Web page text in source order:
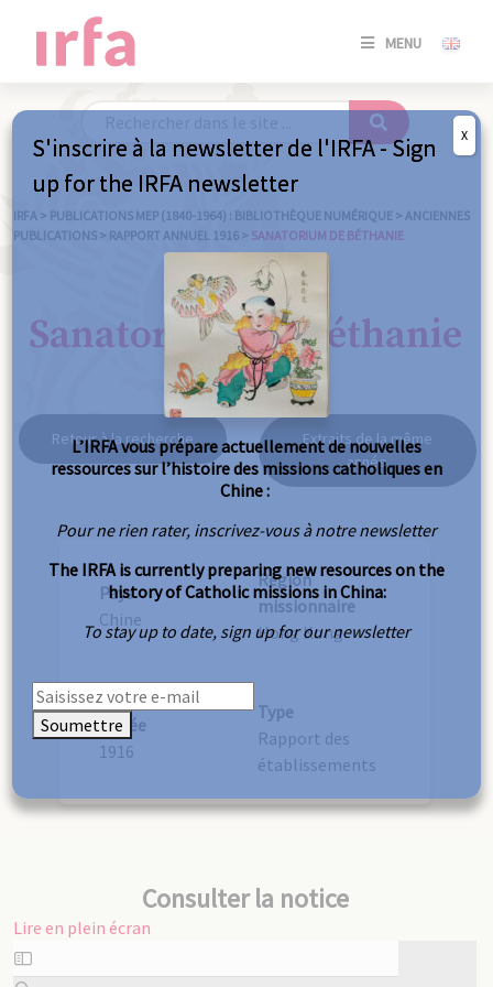
MENU
SE
/
IRFA > PUBLICATIONS MEP (1840-1964) : BIBLIOTHÈQUE NUMÉRIQUE > ANCIENNES
PUBLICATIONS > RAPPORT ANNUEL 1916 > SANATORIUM DE BÉTHANIE
Sanatorium de Béthanie
Retour à la recherche
Extraits de la même
année
Pays
Chine
Région
missionnaire
Hong Kong
Année
1916
Type
Rapport des
établissements
Consulter la notice
Lire en plein écran
Aller
au
S'inscrire à la newsletter de l'IRFA - Sign
up for the IRFA newsletter
L’IRFA vous prépare actuellement de nouvelles
ressources sur l’histoire des missions catholiques en
Chine :
Pour ne rien rater, inscrivez-vous à notre newsletter
The IRFA is currently preparing new resources on the
history of Catholic missions in China:
To stay up to date, sign up for our newsletter
Soumettre
X